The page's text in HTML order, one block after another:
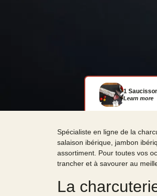
1
Learn more
Spécialiste en ligne de la
salaison ibérique, jambon
assortiment. Pour toutes vos
trancher et à savourer au
La